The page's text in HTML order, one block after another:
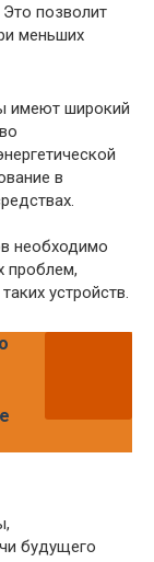
позволит
меньших
имеют широкий
в
необходимо
проблем,
устройств.
будущего